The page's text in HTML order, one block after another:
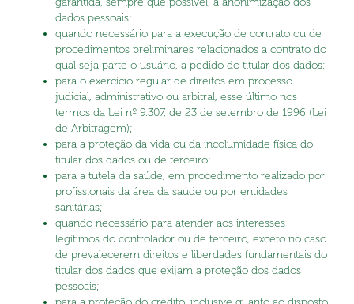
dados pessoais;
quando necessário para a execução de contrato ou de
procedimentos preliminares relacionados a contrato do
qual seja parte o usuário, a pedido do titular dos dados;
para o exercício regular de direitos em processo
judicial, administrativo ou arbitral, esse último nos
termos da Lei nº 9.307, de 23 de setembro de 1996 (Lei
de Arbitragem);
para a proteção da vida ou da incolumidade física do
titular dos dados ou de terceiro;
para a tutela da saúde, em procedimento realizado por
profissionais da área da saúde ou por entidades
sanitárias;
quando necessário para atender aos interesses
legítimos do controlador ou de terceiro, exceto no caso
de prevalecerem direitos e liberdades fundamentais do
titular dos dados que exijam a proteção dos dados
pessoais;